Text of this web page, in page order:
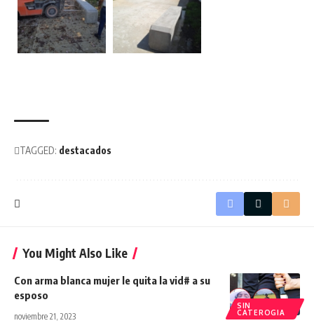
TAGGED: destacados
You Might Also Like
SIN
CATEROGIA
Con arma blanca mujer le quita la vid# a su
esposo
noviembre 21, 2023